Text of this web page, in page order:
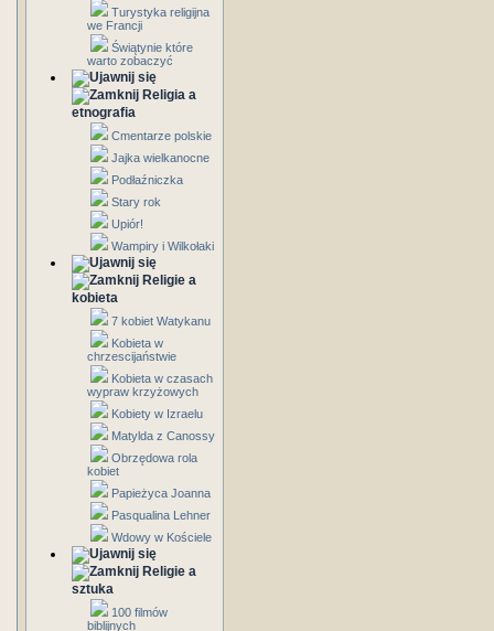
Turystyka religijna
we Francji
Świątynie które
warto zobaczyć
Religia a
etnografia
Cmentarze polskie
Jajka wielkanocne
Podłaźniczka
Stary rok
Upiór!
Wampiry i Wilkołaki
Religie a
kobieta
7 kobiet Watykanu
Kobieta w
chrzescijaństwie
Kobieta w czasach
wypraw krzyżowych
Kobiety w Izraelu
Matylda z Canossy
Obrzędowa rola
kobiet
Papieżyca Joanna
Pasqualina Lehner
Wdowy w Kościele
Religie a
sztuka
100 filmów
biblijnych